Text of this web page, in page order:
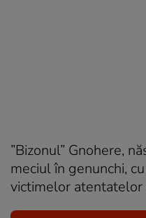
”Bizonul” Gnohere,
meciul în genunchi,
victimelor atentatelor